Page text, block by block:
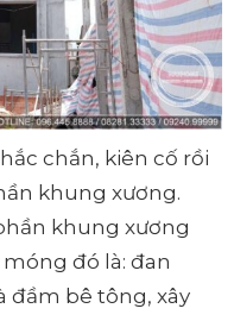
chắn, kiên cố rồi
khung xương.
khung xương
đó là: đan
đầm bê tông, xây